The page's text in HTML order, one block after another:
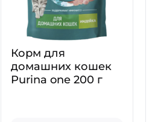
Корм для
домашних кошек
Purina one 200 г